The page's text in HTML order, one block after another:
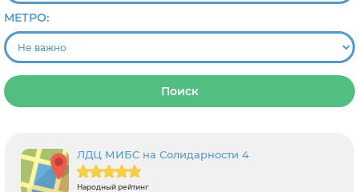
МЕТРО:
Поиск
ЛДЦ МИБС на Солидарности 4
Народный рейтинг